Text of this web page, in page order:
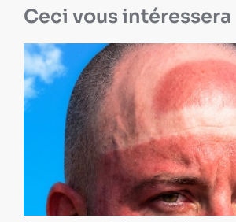
Ceci vous intéressera